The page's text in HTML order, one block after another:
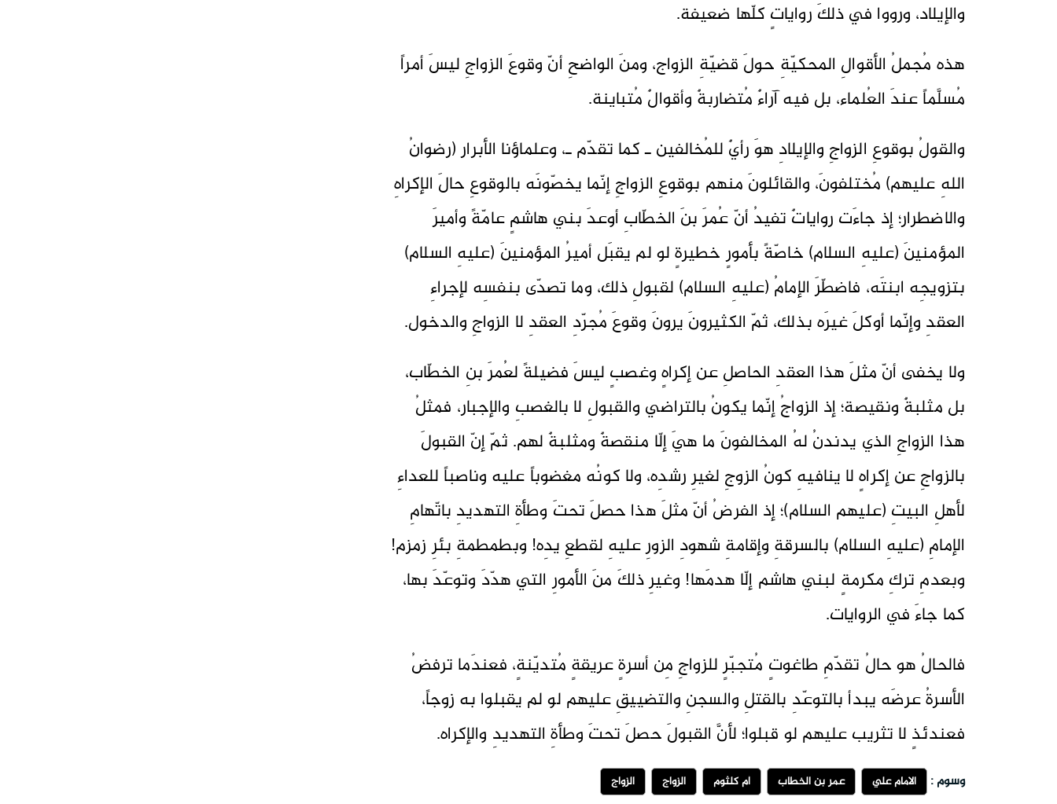
والإيلاد، ورووا في ذلكَ رواياتٍ كلّها ضعيفة.
هذه مُجملُ الأقوالِ المحكيّةِ حولَ قضيّةِ الزواج، ومنَ الواضحِ أنّ وقوعَ الزواجِ ليسَ أمراً
مُسلَّماً عندَ العُلماء، بل فيه آراءٌ مُتضاربةٌ وأقوالٌ مُتباينة.
والقولُ بوقوعِ الزواجِ والإيلادِ هوَ رأيٌ للمُخالفين ـ كما تقدّم ـ، وعلماؤنا الأبرار (رضوانُ
اللهِ عليهم) مُختلفونَ، والقائلونَ منهم بوقوعِ الزواجِ إنّما يخصّونَه بالوقوعِ حالَ الإكراهِ
والاضطرار؛ إذ جاءَت رواياتٌ تفيدُ أنّ عُمرَ بنَ الخطّابِ أوعدَ بني هاشمٍ عامّةً وأميرَ
المؤمنينَ (عليهِ السلام) خاصّةً بأمورٍ خطيرةٍ لو لم يقبَل أميرُ المؤمنينَ (عليهِ السلام)
بتزويجِه ابنتَه، فاضطّرَ الإمامُ (عليهِ السلام) لقبولِ ذلك، وما تصدّى بنفسِه لإجراءِ
العقدِ وإنّما أوكلَ غيرَه بذلك، ثمّ الكثيرونَ يرونَ وقوعَ مُجرّدِ العقدِ لا الزواجِ والدخول.
ولا يخفى أنّ مثلَ هذا العقدِ الحاصلِ عن إكراهٍ وغصبٍ ليسَ فضيلةً لعُمرَ بنِ الخطّاب،
بل مثلبةٌ ونقيصة؛ إذ الزواجُ إنّما يكونُ بالتراضي والقبولِ لا بالغصبِ والإجبار، فمثلُ
هذا الزواجِ الذي يدندنُ لهُ المخالفونَ ما هيَ إلّا منقصةٌ ومثلبةٌ لهم. ثمّ إنّ القبولَ
بالزواجِ عن إكراهٍ لا ينافيهِ كونُ الزوجِ لغيرِ رشدِه، ولا كونُه مغضوباً عليه وناصباً للعداءِ
لأهلِ البيتِ (عليهم السلام)؛ إذ الفرضُ أنّ مثلَ هذا حصلَ تحتَ وطأةِ التهديدِ باتّهامِ
الإمامِ (عليهِ السلام) بالسرقةِ وإقامةِ شهودِ الزورِ عليهِ لقطعِ يدِه! وبطمطمةِ بئرِ زمزم!
وبعدمِ تركِ مكرمةٍ لبني هاشم إلّا هدمَها! وغيرِ ذلكَ منَ الأمورِ التي هدّدَ وتوعّدَ بها،
كما جاءَ في الروايات.
فالحالُ هو حالُ تقدّمِ طاغوتٍ مُتجبّرٍ للزواجِ مِن أسرةٍ عريقةٍ مُتديّنةٍ، فعندَما ترفضُ
الأسرةُ عرضَه يبدأ بالتوعّدِ بالقتلِ والسجنِ والتضييقِ عليهم لو لم يقبلوا به زوجاً،
فعندئذٍ لا تثريب عليهم لو قبلوا؛ لأنَّ القبولَ حصلَ تحتَ وطأةِ التهديدِ والإكراه.
وسوم : الامام علي عمر بن الخطاب أم كلثوم الزواج الزواج